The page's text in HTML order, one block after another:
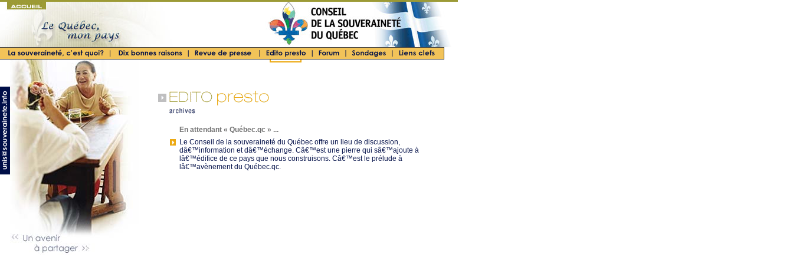
En attendant « Québec.qc » ...
Le Conseil de la souveraineté du Québec offre un lieu de discussion,
dâ€™information et dâ€™échange. Câ€™est une pierre qui sâ€™ajoute à
lâ€™édifice de ce pays que nous construisons. Câ€™est le prélude à
lâ€™avènement du Québec.qc.